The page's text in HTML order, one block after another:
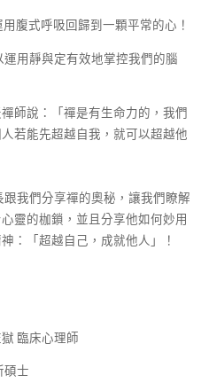
腹式呼吸回歸到一顆平常的心！
用靜與定有效地掌控我們的腦
師說：「禪是有生命力的，我們
若能先超越自我，就可以超越他
我們分享禪的奧秘，讓我們瞭解
靈的枷鎖，並且分享他如何妙用
：「超越自己，成就他人」！
臨床心理師
碩士